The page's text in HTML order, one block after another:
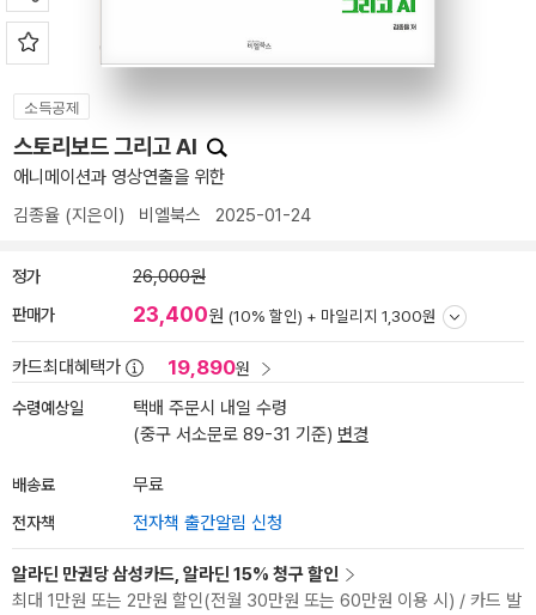
소득공제
스토리보드 그리고 AI
애니메이션과 영상연출을 위한
김종율 (지은이) 비엘북스 2025-01-24
정가 26,000원
판매가 23,400원 (10% 할인) + 마일리지 1,300원
카드최대혜택가 19,890원
수령예상일
택배 주문시 내일 수령
(중구 서소문로 89-31 기준) 변경
배송료 무료
전자책 전자책 출간알림 신청
알라딘 만권당 삼성카드, 알라딘 15% 청구 할인
최대 1만원 또는 2만원 할인(전월 30만원 또는 60만원 이용 시) / 카드 발